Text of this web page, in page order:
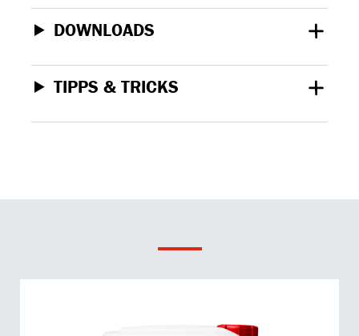
DOWNLOADS
TIPPS & TRICKS